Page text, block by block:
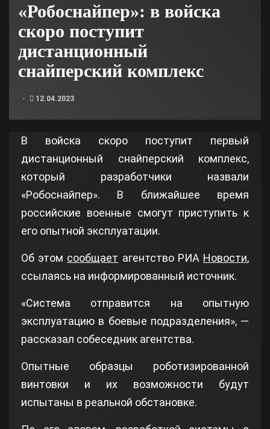
«Робоснайпер»: в войска
скоро поступит
дистанционный
снайперский комплекс
12.04.2023
В войска скоро поступит первый
дистанционный снайперский комплекс,
который разработчики назвали
«Робоснайпер». В ближайшее время
российские военные смогут приступить к
его опытной эксплуатации.
Об этом сообщает агентство РИА Новости,
ссылаясь на информированный источник.
«Система отправится на опытную
эксплуатацию в боевые подразделения», —
рассказал собеседник агентства.
Опытные образцы роботизированной
винтовки и их возможности будут
испытаны в реальной обстановке.